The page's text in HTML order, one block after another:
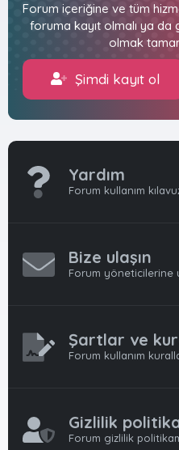
Forum içeriğine ve tüm
foruma kayıt olmalı ya da
olmak
Şimdi kayıt ol
Yardım
Forum kullanım
Bize ulaşın
Forum yöneticilerine
Şartlar ve
Forum kullanım
Gizlilik
Forum gizlilik